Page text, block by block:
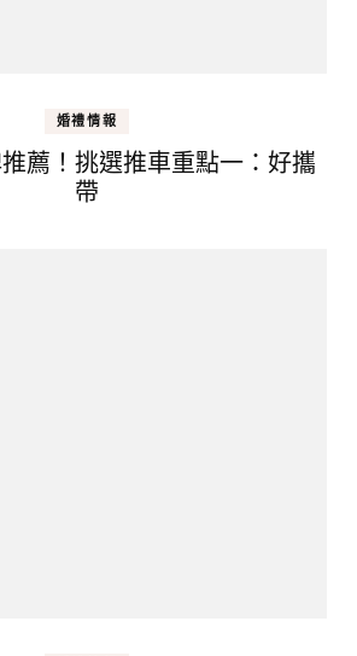
婚禮情報
薦！挑選推車重點一：好攜
帶